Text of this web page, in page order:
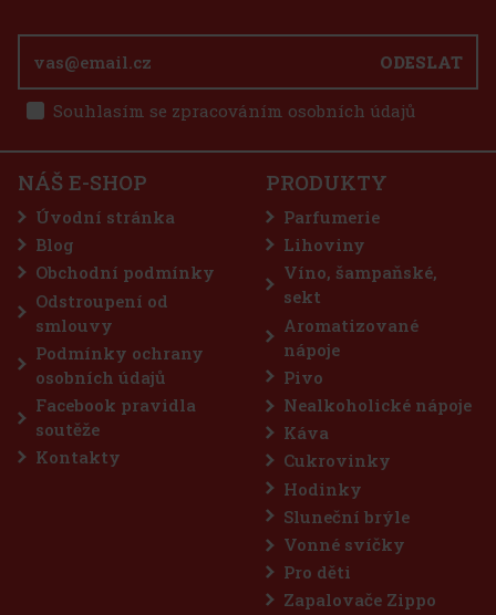
ODESLAT
Souhlasím se zpracováním osobních údajů
NÁŠ E-SHOP
Úvodní stránka
Blog
Obchodní podmínky
Odstroupení od
smlouvy
Podmínky ochrany
osobních údajů
Facebook pravidla
soutěže
Kontakty
PRODUKTY
Parfumerie
Lihoviny
Víno, šampaňské,
sekt
Aromatizované
nápoje
Pivo
Nealkoholické nápoje
Káva
Cukrovinky
Hodinky
Sluneční brýle
Vonné svíčky
Pro děti
Zapalovače Zippo